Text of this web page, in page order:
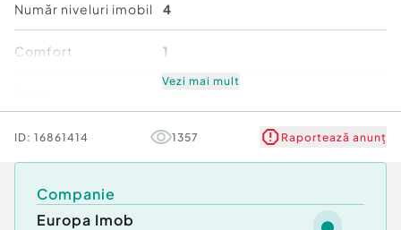
Finisaje si Dotari
Stare: Intretinut curat
Finisaje: Parchet, gresie, faianta, usa metalica
Facilitati si Logistica
Număr niveluri imobil 4
Comfort 1
Vezi mai mult
ID: 16861414 1357 Raportează anunț
Companie
Europa Imob